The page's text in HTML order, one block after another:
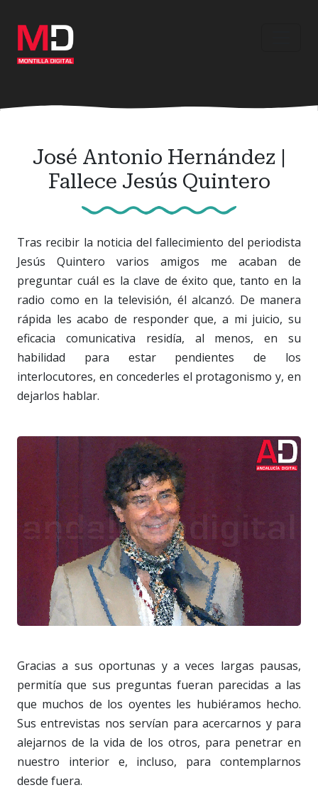
contenido
principal
José Antonio Hernández |
Fallece Jesús Quintero
Tras recibir la noticia del fallecimiento del periodista
Jesús Quintero varios amigos me acaban de
preguntar cuál es la clave de éxito que, tanto en la
radio como en la televisión, él alcanzó. De manera
rápida les acabo de responder que, a mi juicio, su
eficacia comunicativa residía, al menos, en su
habilidad para estar pendientes de los
interlocutores, en concederles el protagonismo y, en
dejarlos hablar.
Gracias a sus oportunas y a veces largas pausas,
permitía que sus preguntas fueran parecidas a las
que muchos de los oyentes les hubiéramos hecho.
Sus entrevistas nos servían para acercarnos y para
alejarnos de la vida de los otros, para penetrar en
nuestro interior e, incluso, para contemplarnos
desde fuera.